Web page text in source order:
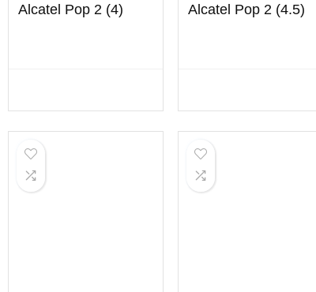
Alcatel Pop 2 (4) Alcatel Pop 2 (4.5)